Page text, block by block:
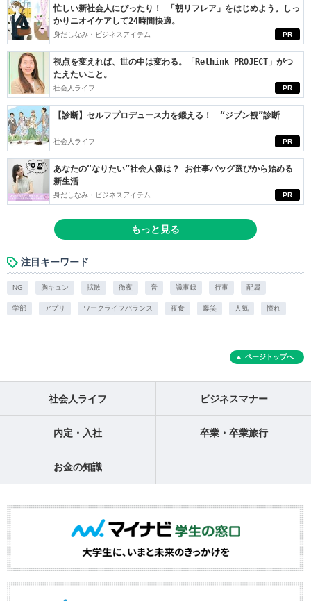
PR
忙しい新社会人にぴったり！ 「朝リフレア」をはじめよう。しっ
かりニオイケアして24時間快適。
身だしなみ・ビジネスアイテム
PR
視点を変えれば、世の中は変わる。「Rethink PROJECT」がつ
たえたいこと。
社会人ライフ
PR
【診断】セルフプロデュース力を鍛える！ “ジブン観”診断
社会人ライフ
PR
あなたの“なりたい”社会人像は？ お仕事バッグ選びから始める
新生活
身だしなみ・ビジネスアイテム
もっと見る
注目キーワード
NG 胸キュン 拡散 徹夜 音 議事録 行事 配属
学部 アプリ ワークライフバランス 夜食 爆笑 人気 憧れ
ページトップへ
社会人ライフ ビジネスマナー
内定・入社 卒業・卒業旅行
お金の知識